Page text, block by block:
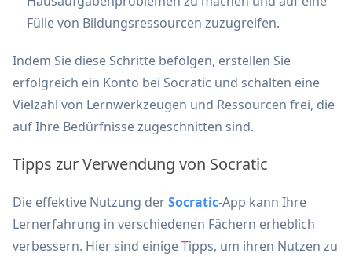
Fülle von Bildungsressourcen zuzugreifen.
Indem Sie diese Schritte befolgen, erstellen Sie
erfolgreich ein Konto bei Socratic und schalten eine
Vielzahl von Lernwerkzeugen und Ressourcen frei, die
auf Ihre Bedürfnisse zugeschnitten sind.
Tipps zur Verwendung von Socratic
Die effektive Nutzung derSocratic-App kann Ihre
Lernerfahrung in verschiedenen Fächern erheblich
verbessern. Hier sind einige Tipps, um ihren Nutzen zu